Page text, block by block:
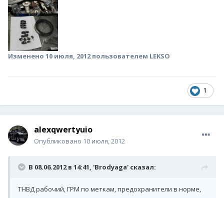
Изменено 10 июля, 2012пользователем LEKSO
1
alexqwertyuio
Опубликовано 10 июля, 2012
В 08.06.2012 в 14:41, 'Brodyaga' сказал:
ТНВД рабочий, ГРМ по меткам, предохранители в норме,